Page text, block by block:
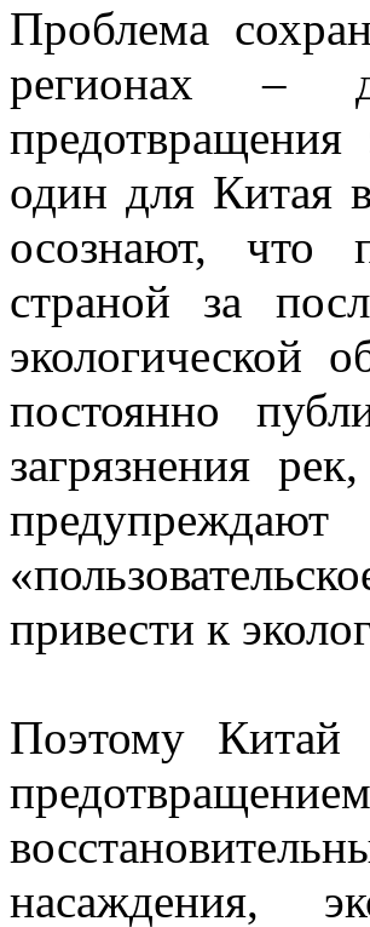
Проблема
регионах –
один для Китая
осознают, что
страной за
экологической
постоянно
загрязнения
привести к
Поэтому Китай
насаждения,